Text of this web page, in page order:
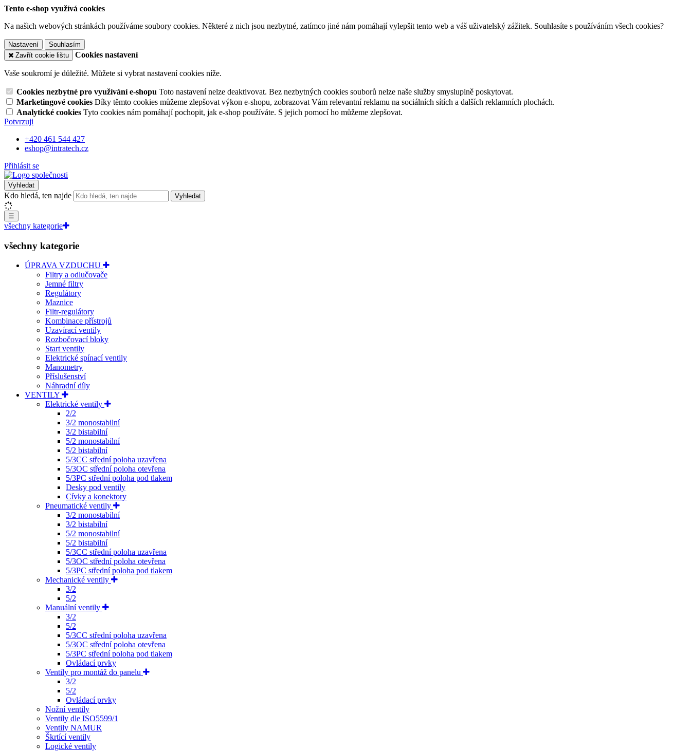
Tento e-shop využívá cookies
Na našich webových stránkách používáme soubory cookies. Některé z nich jsou nezbytné, zatímco jiné nám pomáhají vylepšit tento web a váš uživatelský zážitek. Souhlasíte s používáním všech cookies?
Nastavení
Souhlasím
Zavřít cookie lištu
Cookies nastavení
Vaše soukromí je důležité. Můžete si vybrat nastavení cookies níže.
Cookies nezbytné pro využívání e-shopu Toto nastavení nelze deaktivovat. Bez nezbytných cookies souborů nelze naše služby smysluplně poskytovat.
Marketingové cookies Díky těmto cookies můžeme zlepšovat výkon e-shopu, zobrazovat Vám relevantní reklamu na sociálních sítích a dalších reklamních plochách.
Analytické cookies Tyto cookies nám pomáhají pochopit, jak e-shop používáte. S jejich pomocí ho můžeme zlepšovat.
Potvrzuji
+420 461 544 427
eshop@intratech.cz
Přihlásit se
Vyhledat
Kdo hledá, ten najde Vyhledat
☰
všechny kategorie
všechny kategorie
ÚPRAVA VZDUCHU
Filtry a odlučovače
Jemné filtry
Regulátory
Maznice
Filtr-regulátory
Kombinace přístrojů
Uzavírací ventily
Rozbočovací bloky
Start ventily
Elektrické spínací ventily
Manometry
Příslušenství
Náhradní díly
VENTILY
Elektrické ventily
2/2
3/2 monostabilní
3/2 bistabilní
5/2 monostabilní
5/2 bistabilní
5/3CC střední poloha uzavřena
5/3OC střední poloha otevřena
5/3PC střední poloha pod tlakem
Desky pod ventily
Cívky a konektory
Pneumatické ventily
3/2 monostabilní
3/2 bistabilní
5/2 monostabilní
5/2 bistabilní
5/3CC střední poloha uzavřena
5/3OC střední poloha otevřena
5/3PC střední poloha pod tlakem
Mechanické ventily
3/2
5/2
Manuální ventily
3/2
5/2
5/3CC střední poloha uzavřena
5/3OC střední poloha otevřena
5/3PC střední poloha pod tlakem
Ovládací prvky
Ventily pro montáž do panelu
3/2
5/2
Ovládací prvky
Nožní ventily
Ventily dle ISO5599/1
Ventily NAMUR
Škrtící ventily
Logické ventily